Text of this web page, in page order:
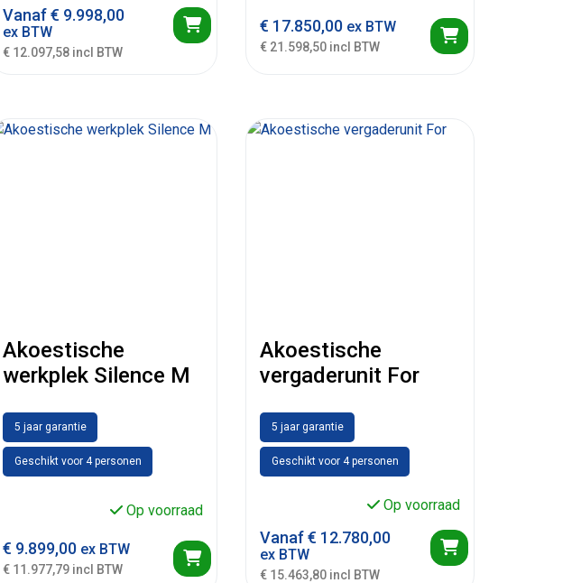
Vanaf€ 9.998,00
ex BTW
€ 12.097,58 incl BTW
€ 17.850,00 ex BTW
€ 21.598,50 incl BTW
Akoestische
werkplek Silence M
5 jaar garantie
Geschikt voor 4 personen
Op voorraad
€ 9.899,00 ex BTW
€ 11.977,79 incl BTW
Akoestische
vergaderunit For
5 jaar garantie
Geschikt voor 4 personen
Op voorraad
Vanaf€ 12.780,00
ex BTW
€ 15.463,80 incl BTW